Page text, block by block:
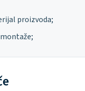
proizvoda;